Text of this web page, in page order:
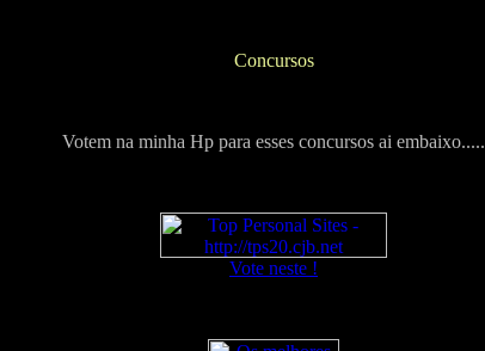
Concursos
Votem na minha Hp para esses concursos ai embaixo.....
Vote neste !